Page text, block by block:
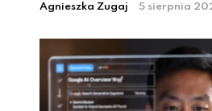
Agnieszka Zugaj 5 sierpnia